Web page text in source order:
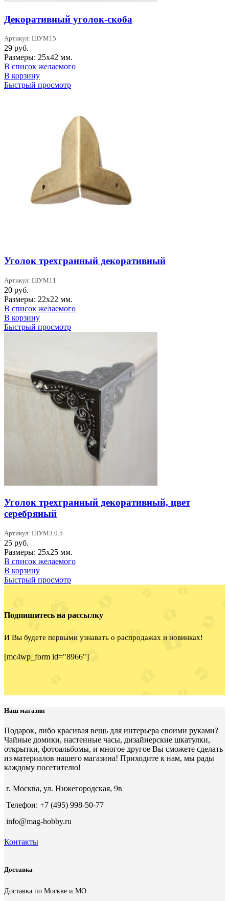
Декоративный уголок-скоба
Артикул: ШУМ15
29 руб.
Размеры: 25х42 мм.
В список желаемого
В корзину
Быстрый просмотр
Уголок трехгранный декоративный
Артикул: ШУМ11
20 руб.
Размеры: 22х22 мм.
В список желаемого
В корзину
Быстрый просмотр
Уголок трехгранный декоративный, цвет
серебряный
Артикул: ШУМ3.0.5
25 руб.
Размеры: 25х25 мм.
В список желаемого
В корзину
Быстрый просмотр
Подпишитесь на рассылку
И Вы будете первыми узнавать о распродажах и новинках!
[mc4wp_form id="8966"]
Наш магазин
Подарок, либо красивая вещь для интерьера своими руками?
Чайные домики, настенные часы, дизайнерские шкатулки,
открытки, фотоальбомы, и многое другое Вы сможете сделать
из материалов нашего магазина! Приходите к нам, мы рады
каждому посетителю!
г. Москва, ул. Нижегородская, 9в
Телефон: +7 (495) 998-50-77
info@mag-hobby.ru
Контакты
Доставка
Доставка по Москве и МО